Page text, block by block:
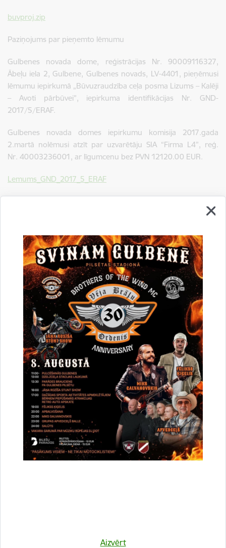
Aizvērt
buvproj.zip
Paziņojums par pieņemto lēmumu
Gulbenes novada dome, reģistrācijas Nr. 90009116327,
Ābeļu iela 2, Gulbene, Gulbenes novads, LV-4401, pieņēmusi
lēmumu iepirkumā „Būvuzraudzība ceļa posma Lizums – Kalēji
– Avoti pārbūvei”, iepirkuma identifikācijas Nr. GND-
2017/5/ERAF.
Gulbenes novada domes iepirkumu komisija 2017.gada
2.martā nolēmusi atzīt par uzvarētāju SIA “Firma L4”, reģ.
Nr. 40003236001, ar līgumcenu bez PVN 12120.00 EUR.
Lemums_GND_2017_5_ERAF
Drukāt lapu
Dalīties
Vai šī informācija bija noderīga?